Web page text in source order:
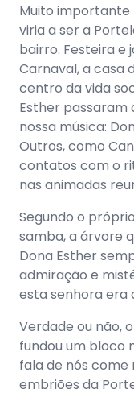
Muito importante
viria a ser a
bairro. Festeira e
Carnaval, a casa
centro da vida
Esther passaram
nossa música:
Outros, como
contatos com o
nas animadas
Segundo o
samba, a árvore
Dona Esther
admiração e
esta senhora era
Verdade ou não,
fundou um bloco
fala de nós come
embriões da